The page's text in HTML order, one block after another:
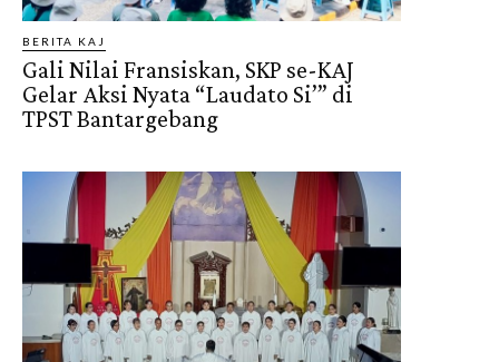
BERITA KAJ
Gali Nilai Fransiskan, SKP se-KAJ
Gelar Aksi Nyata “Laudato Si’” di
TPST Bantargebang